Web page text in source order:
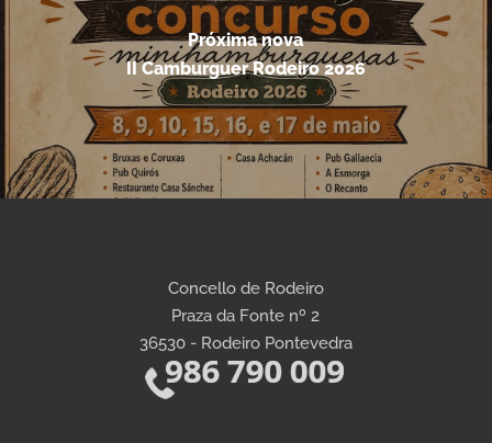
Próxima nova
II Camburguer Rodeiro 2026
Concello de Rodeiro
Praza da Fonte nº 2
36530 - Rodeiro Pontevedra